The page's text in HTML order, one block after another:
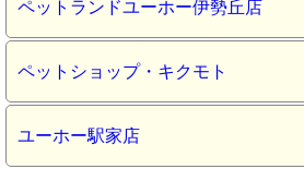
ペットランドユーホー伊勢丘店
ペットショップ・キクモト
ユーホー駅家店